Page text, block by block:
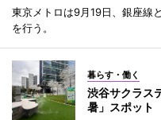
東京メトロは9月19日、銀座線
を行う。
暮らす・働く
渋谷サクラス
暑」スポット